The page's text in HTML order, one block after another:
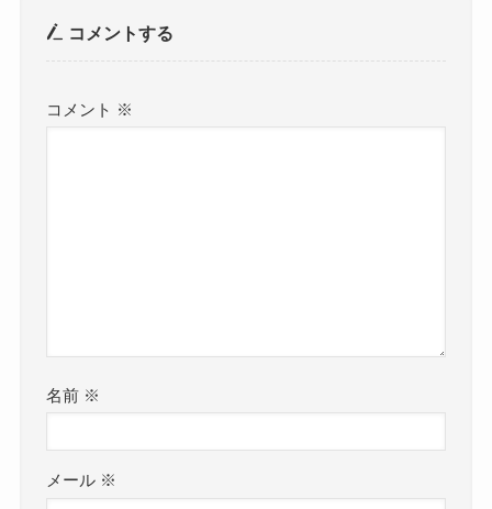
コメントする
コメント ※
名前 ※
メール ※